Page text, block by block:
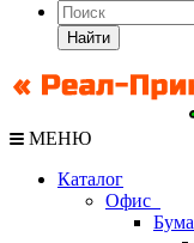
Найти
МЕНЮ
Каталог
Офис